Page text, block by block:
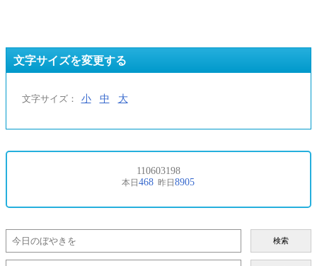
文字サイズを変更する
文字サイズ： 小 中 大
検索